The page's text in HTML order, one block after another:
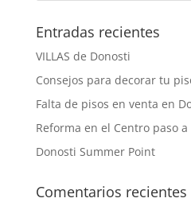
Entradas recientes
VILLAS de Donosti
Consejos para decorar tu
Falta de pisos en venta en
Reforma en el Centro paso
Donosti Summer Point
Comentarios recientes